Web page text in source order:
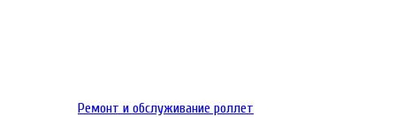
Ремонт и обслуживание роллет